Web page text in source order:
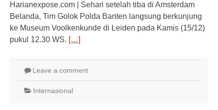
Harianexpose.com | Sehari setelah tiba di Amsterdam
Belanda, Tim Golok Polda Banten langsung berkunjung
ke Museum Voolkenkunde di Leiden pada Kamis (15/12)
pukul 12.30 WS. […]
Leave a comment
Internasional